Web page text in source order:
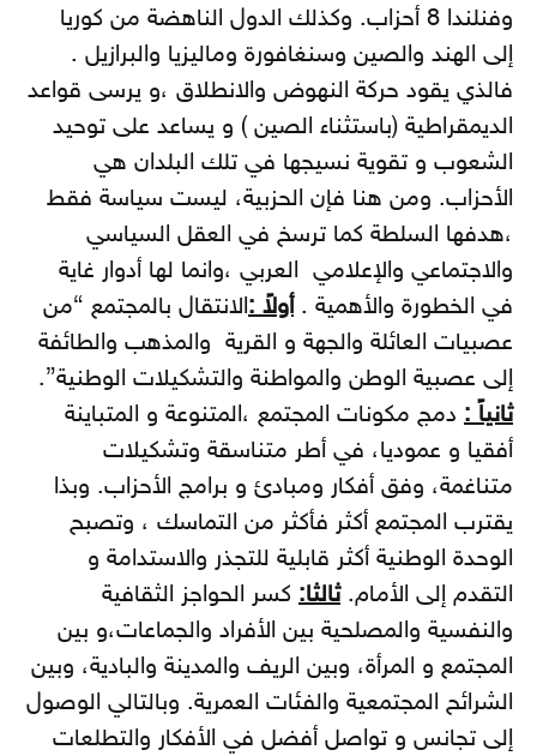
وفنلندا 8 أحزاب. وكذلك الدول الناهضة من كوريا
إلى الهند والصين وسنغافورة وماليزيا والبرازيل .
فالذي يقود حركة النهوض والانطلاق ،و يرسى قواعد
الديمقراطية (باستثناء الصين ) و يساعد على توحيد
الشعوب و تقوية نسيجها في تلك البلدان هي
الأحزاب. ومن هنا فإن الحزبية، ليست سياسة فقط
،هدفها السلطة كما ترسخ في العقل السياسي
والاجتماعي والإعلامي العربي ،وانما لها أدوار غاية
في الخطورة والأهمية .أولاً :الانتقال بالمجتمع “من
عصبيات العائلة والجهة و القرية والمذهب والطائفة
إلى عصبية الوطن والمواطنة والتشكيلات الوطنية”.
ثانياً : دمج مكونات المجتمع ،المتنوعة و المتباينة
أفقيا و عموديا، في أطر متناسقة وتشكيلات
متناغمة، وفق أفكار ومبادئ و برامج الأحزاب. وبذا
يقترب المجتمع أكثر فأكثر من التماسك ، وتصبح
الوحدة الوطنية أكثر قابلية للتجذر والاستدامة و
التقدم إلى الأمام.ثالثا: كسر الحواجز الثقافية
والنفسية والمصلحية بين الأفراد والجماعات،و بين
المجتمع و المرأة، وبين الريف والمدينة والبادية، وبين
الشرائح المجتمعية والفئات العمرية. وبالتالي الوصول
إلى تجانس و تواصل أفضل في الأفكار والتطلعات